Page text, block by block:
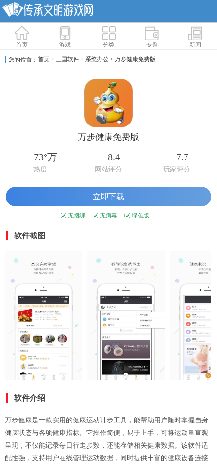
首页 游戏 分类 专题 新闻
您的位置： 首页 > 三国软件 > 系统办公 > 万步健康免费版
万步健康免费版
73°万
热度
8.4
网站评分
7.7
玩家评分
立即下载
无捆绑 无病毒 绿色版
软件截图
软件介绍
万步健康是一款实用的健康运动计步工具，能帮助用户随时掌握自身
健康状态与各项健康指标。它操作简便，易于上手，可将运动量直观
呈现，不仅能记录每日行走步数，还能存储相关健康数据。该软件适
配性强，支持用户在线管理运动数据，同时提供丰富的健康设备连接